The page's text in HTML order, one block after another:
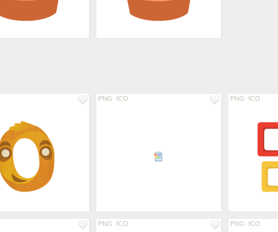
PNG ICO PNG ICO
PNG ICO PNG ICO